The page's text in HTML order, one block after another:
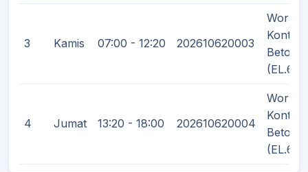
3 Kamis 07:00 - 12:20 202610620003
Beton
(EL.6)
4 Jumat 13:20 - 18:00 202610620004
Beton
(EL.6)